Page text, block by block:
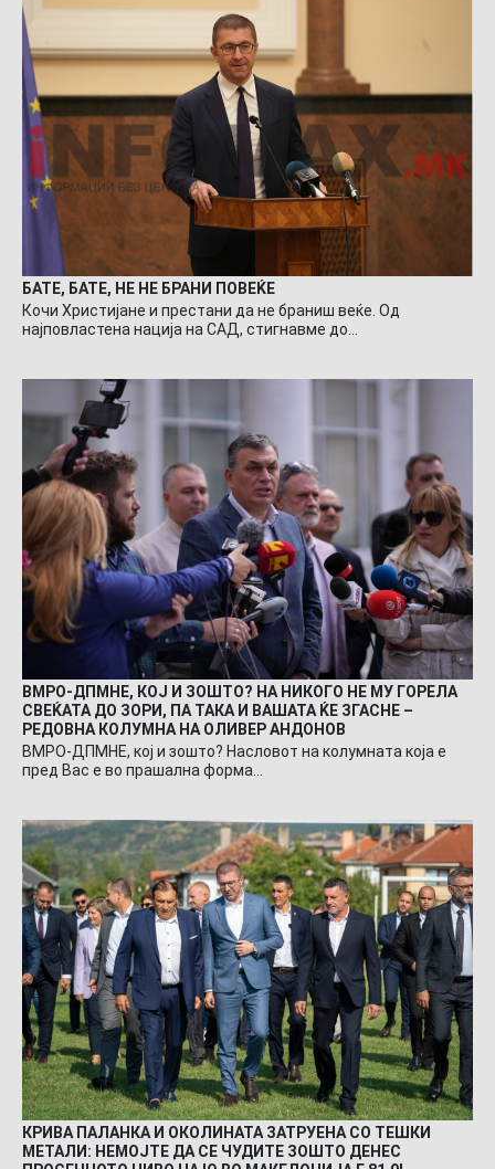
БАТЕ, БАТЕ, НЕ НЕ БРАНИ ПОВЕЌЕ
Кочи Христијане и престани да не браниш веќе. Од
најповластена нација на САД, стигнавме до…
ВМРО-ДПМНЕ, КОЈ И ЗОШТО? НА НИКОГО НЕ МУ ГОРЕЛА
СВЕЌАТА ДО ЗОРИ, ПА ТАКА И ВАШАТА ЌЕ ЗГАСНЕ –
РЕДОВНА КОЛУМНА НА ОЛИВЕР АНДОНОВ
ВМРО-ДПМНЕ, кој и зошто? Насловот на колумната која е
пред Вас е во прашална форма…
КРИВА ПАЛАНКА И ОКОЛИНАТА ЗАТРУЕНА СО ТЕШКИ
МЕТАЛИ: НЕМОЈТЕ ДА СЕ ЧУДИТЕ ЗОШТО ДЕНЕС